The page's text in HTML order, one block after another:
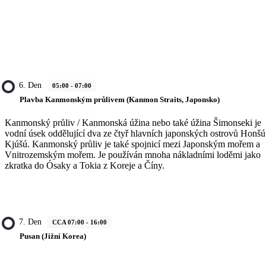
6. Den 05:00 - 07:00
Plavba Kanmonským průlivem (Kanmon Straits, Japonsko)
Kanmonský průliv / Kanmonská úžina nebo také úžina Šimonseki je
vodní úsek oddělující dva ze čtyř hlavních japonských ostrovů
Kjúšú. Kanmonský průliv je také spojnicí mezi Japonským mořem a
Vnitrozemským mořem. Je používán mnoha nákladními loděmi jako
zkratka do Ósaky a Tokia z Koreje a Číny.
7. Den CCA 07:00 - 16:00
Pusan (Jižní Korea)